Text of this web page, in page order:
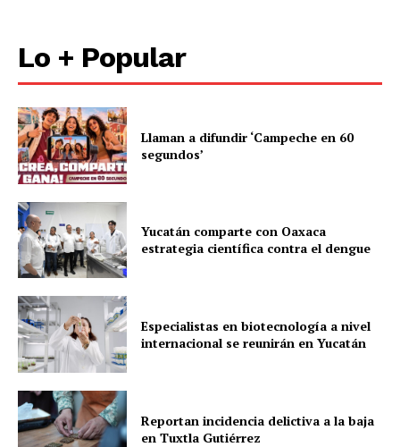
Lo + Popular
Llaman a difundir ‘Campeche en 60
segundos’
Yucatán comparte con Oaxaca
estrategia científica contra el dengue
Especialistas en biotecnología a nivel
internacional se reunirán en Yucatán
Reportan incidencia delictiva a la baja
en Tuxtla Gutiérrez